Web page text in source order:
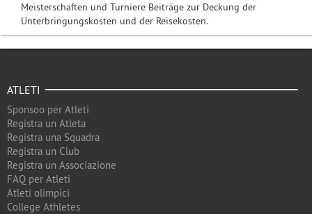
Meisterschaften und Turniere Beiträge zur Deckung der
Unterbringungskosten und der Reisekosten.
ATLETI
Sponsoo per Atleti
Registra un Atleta
Registra una Squadra
Registra un Club
Registra un Associazione
FAQ per Atleti
Atleti olimpici
College Athletes